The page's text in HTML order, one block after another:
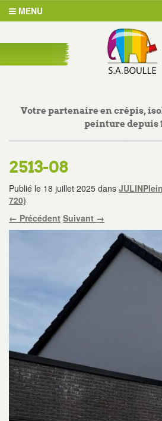
MENU
Votre partenaire en crépis,
peinture depuis
2513-08
Publié le 18 juillet 2025 dans JULIN
720)
← Précédent Suivant →